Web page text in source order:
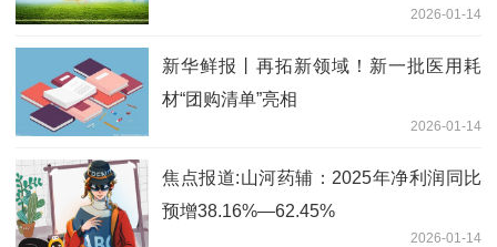
2026-01-14
新华鲜报丨再拓新领域！新一批医用耗
材“团购清单”亮相
2026-01-14
焦点报道:山河药辅：2025年净利润同比
预增38.16%—62.45%
2026-01-14